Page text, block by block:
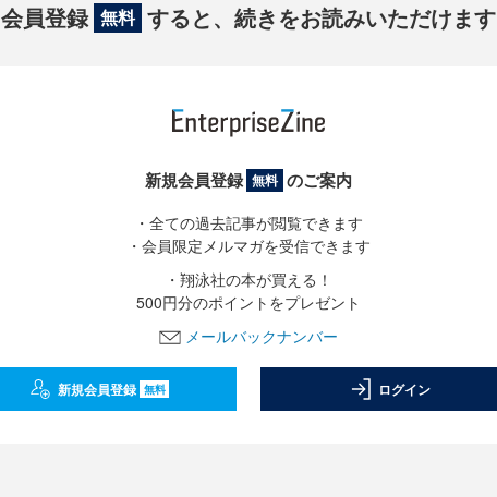
会員登録 無料 すると、続きをお読みいただけます
新規会員登録 無料 のご案内
・全ての過去記事が閲覧できます
・会員限定メルマガを受信できます
・翔泳社の本が買える！
500円分のポイントをプレゼント
メールバックナンバー
新規会員登録 無料 ログイン